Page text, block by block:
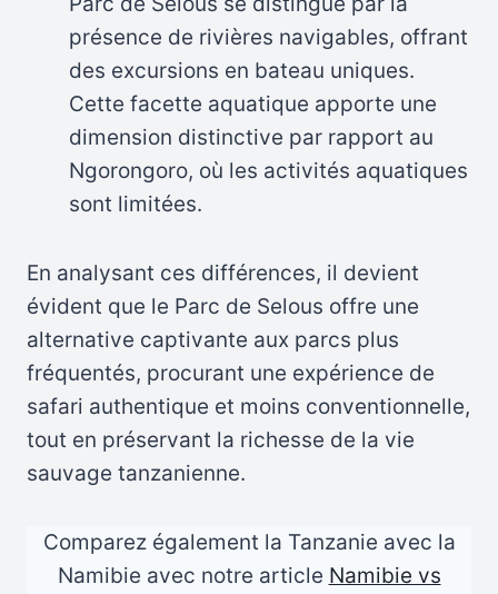
présence de rivières navigables, offrant
des excursions en bateau uniques.
Cette facette aquatique apporte une
dimension distinctive par rapport au
Ngorongoro, où les activités aquatiques
sont limitées.
En analysant ces différences, il devient
évident que le Parc de Selous offre une
alternative captivante aux parcs plus
fréquentés, procurant une expérience de
safari authentique et moins conventionnelle,
tout en préservant la richesse de la vie
sauvage tanzanienne.
Comparez également la Tanzanie avec la
Namibie avec notre article Namibie vs